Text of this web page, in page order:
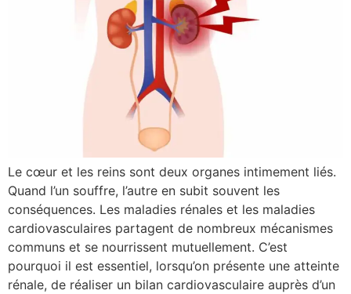
Le cœur et les reins sont deux organes intimement liés.
Quand l’un souffre, l’autre en subit souvent les
conséquences. Les maladies rénales et les maladies
cardiovasculaires partagent de nombreux mécanismes
communs et se nourrissent mutuellement. C’est
pourquoi il est essentiel, lorsqu’on présente une atteinte
rénale, de réaliser un bilan cardiovasculaire auprès d’un